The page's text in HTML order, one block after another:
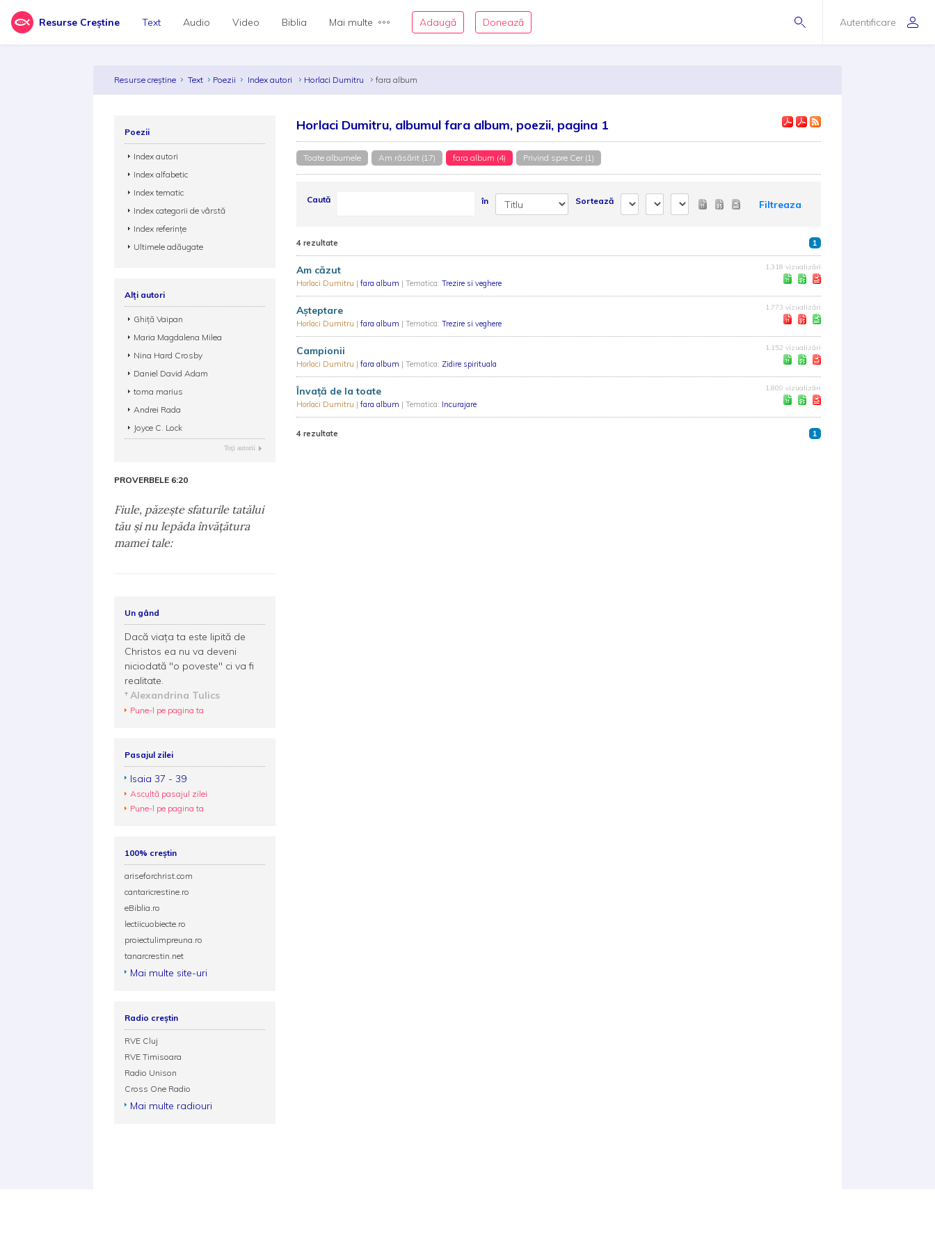
Resurse Creștine Autentificare
Text Audio Video Biblia Mai multe Adaugă Donează
Resurse creștine Text Poezii Index autori Horlaci Dumitru fara album
Horlaci Dumitru, albumul fara album, poezii, pagina 1
Toate albumele Am răsărit (17) fara album (4) Privind spre Cer (1)
Caută în Sortează Filtreaza
4 rezultate 1
Am căzut
Horlaci Dumitru | fara album | Tematica: Trezire si veghere
1.318 vizualizări
Așteptare
Horlaci Dumitru | fara album | Tematica: Trezire si veghere
1.773 vizualizări
Campionii
Horlaci Dumitru | fara album | Tematica: Zidire spirituala
1.152 vizualizări
Învață de la toate
Horlaci Dumitru | fara album | Tematica: Incurajare
1.809 vizualizări
4 rezultate 1
Poezii
Index autori
Index alfabetic
Index tematic
Index categorii de vârstă
Index referințe
Ultimele adăugate
Alți autori
Ghiţă Vaipan
Maria Magdalena Milea
Nina Hard Crosby
Daniel David Adam
toma marius
Andrei Rada
Joyce C. Lock
Toţi autorii
PROVERBELE 6:20
Fiule, păzeşte sfaturile tatălui
tău şi nu lepăda învăţătura
mamei tale:
Un gând
Dacă viața ta este lipită de
Christos ea nu va deveni
niciodată ''o poveste'' ci va fi
realitate.
Alexandrina Tulics
Pune-l pe pagina ta
Pasajul zilei
Isaia 37 - 39
Ascultă pasajul zilei
Pune-l pe pagina ta
100% creștin
ariseforchrist.com
cantaricrestine.ro
eBiblia.ro
lectiicuobiecte.ro
proiectulimpreuna.ro
tanarcrestin.net
Mai multe site-uri
Radio creștin
RVE Cluj
RVE Timisoara
Radio Unison
Cross One Radio
Mai multe radiouri